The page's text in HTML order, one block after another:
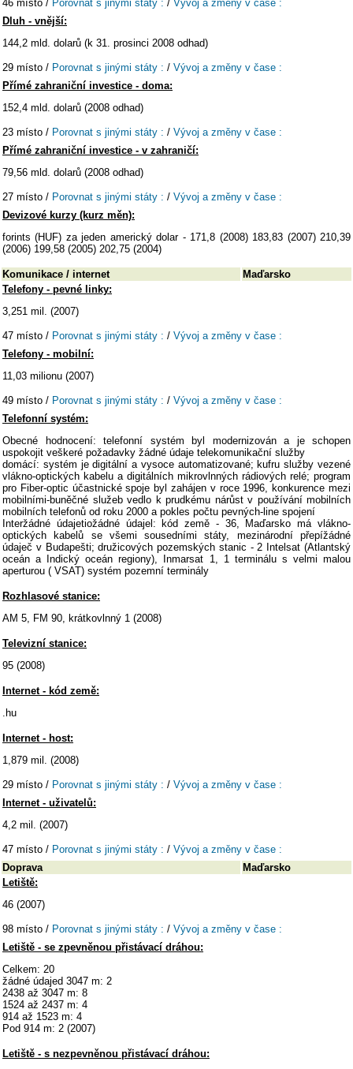
46 místo / Porovnat s jinými státy : / Vývoj a změny v čase :
Dluh - vnější:
144,2 mld. dolarů (k 31. prosinci 2008 odhad)
29 místo / Porovnat s jinými státy : / Vývoj a změny v čase :
Přímé zahraniční investice - doma:
152,4 mld. dolarů (2008 odhad)
23 místo / Porovnat s jinými státy : / Vývoj a změny v čase :
Přímé zahraniční investice - v zahraničí:
79,56 mld. dolarů (2008 odhad)
27 místo / Porovnat s jinými státy : / Vývoj a změny v čase :
Devizové kurzy (kurz měn):
forints (HUF) za jeden americký dolar - 171,8 (2008) 183,83 (2007) 210,39
(2006) 199,58 (2005) 202,75 (2004)
Komunikace / internet
Maďarsko
Telefony - pevné linky:
3,251 mil. (2007)
47 místo / Porovnat s jinými státy : / Vývoj a změny v čase :
Telefony - mobilní:
11,03 milionu (2007)
49 místo / Porovnat s jinými státy : / Vývoj a změny v čase :
Telefonní systém:
Obecné hodnocení: telefonní systém byl modernizován a je schopen
uspokojit veškeré požadavky žádné údaje telekomunikační služby
domácí: systém je digitální a vysoce automatizované; kufru služby vezené
vlákno-optických kabelu a digitálních mikrovlnných rádiových relé; program
pro Fiber-optic účastnické spoje byl zahájen v roce 1996, konkurence mezi
mobilními-buněčné služeb vedlo k prudkému nárůst v používání mobilních
mobilních telefonů od roku 2000 a pokles počtu pevných-line spojení
Interžádné údajetiožádné údajel: kód země - 36, Maďarsko má vlákno-
optických kabelů se všemi sousedními státy, mezinárodní přepížádné
údaječ v Budapešti; družicových pozemských stanic - 2 Intelsat (Atlantský
oceán a Indický oceán regiony), Inmarsat 1, 1 terminálu s velmi malou
aperturou ( VSAT) systém pozemní terminály
Rozhlasové stanice:
AM 5, FM 90, krátkovlnný 1 (2008)
Televizní stanice:
95 (2008)
Internet - kód země:
.hu
Internet - host:
1,879 mil. (2008)
29 místo / Porovnat s jinými státy : / Vývoj a změny v čase :
Internet - uživatelů:
4,2 mil. (2007)
47 místo / Porovnat s jinými státy : / Vývoj a změny v čase :
Doprava
Maďarsko
Letiště:
46 (2007)
98 místo / Porovnat s jinými státy : / Vývoj a změny v čase :
Letiště - se zpevněnou přistávací dráhou:
Celkem: 20
žádné údajed 3047 m: 2
2438 až 3047 m: 8
1524 až 2437 m: 4
914 až 1523 m: 4
Pod 914 m: 2 (2007)
Letiště - s nezpevněnou přistávací dráhou: